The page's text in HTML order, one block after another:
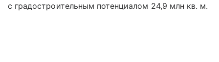
с градостроительным потенциалом 24,9 млн кв. м.